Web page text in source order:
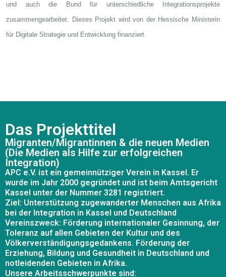
und auch die Bund für unterschiedliche Integrationsprojekte
zusammengearbeitet. Dieses Projekt wird von der Hessische Ministerin
für Digitale Strategie und Entwicklung finanziert.
Das Projekttitel
Migranten/Migrantinnen & die neuen Medien
(Die Medien als Hilfe zur erfolgreichen
Integration)
APC e.V. ist ein gemeinnütziger Verein in Kassel. Er
wurde im Jahr 2000 gegründet und ist beim Amtsgericht
Kassel unter der Nummer 3281 registriert.
Ziel: Unterstützung zugewanderter Menschen aus Afrika
bei der Integration in Kassel und Deutschland
Vereinszweck: Förderung internationaler Gesinnung, der
Toleranz auf allen Gebieten der Kultur und des
Völkerverständigungsgedankens. Förderung der
Erziehung, Bildung und Gesundheit in Deutschland und
notleidenden Gebieten in Afrika.
Unsere Arbeitsschwerpunkte sind: